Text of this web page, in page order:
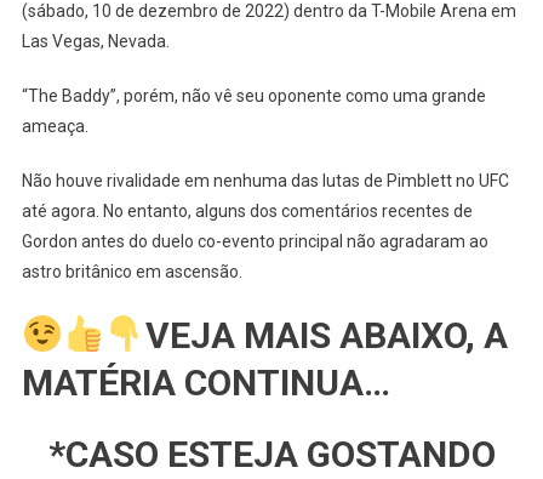
UFC:
Diz
O
Respeita
(sábado, 10 de dezembro de 2022) dentro da T-Mobile Arena em
Las Vegas, Nevada.
“The Baddy”, porém, não vê seu oponente como uma grande
ameaça.
Não houve rivalidade em nenhuma das lutas de Pimblett no UFC
até agora. No entanto, alguns dos comentários recentes de
Gordon antes do duelo co-evento principal não agradaram ao
astro britânico em ascensão.
VEJA MAIS ABAIXO, A
MATÉRIA CONTINUA…
*CASO ESTEJA GOSTANDO